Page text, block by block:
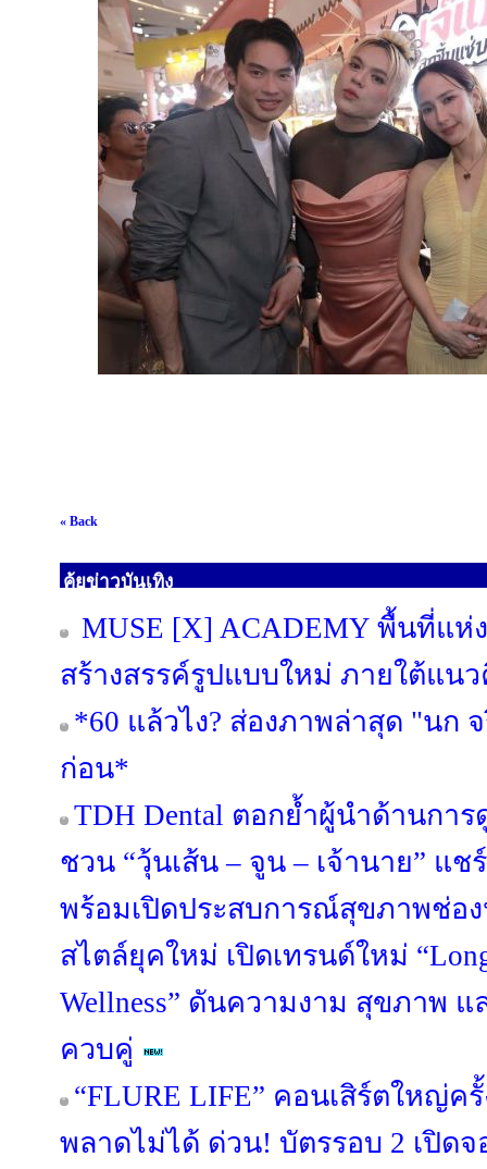
« Back
คุ้ยข่าวบันเทิง
MUSE [X] ACADEMY พื้นที่แห่
สร้างสรรค์รูปแบบใหม่ ภายใต้แนว
*60 แล้วไง? ส่องภาพล่าสุด "นก
ก่อน*
TDH Dental ตอกย้ำผู้นำด้านกา
ชวน “วุ้นเส้น – จูน – เจ้านาย” แ
พร้อมเปิดประสบการณ์สุขภาพช่อ
สไตล์ยุคใหม่ เปิดเทรนด์ใหม่
Wellness” ดันความงาม สุขภาพ
ควบคู่
“FLURE LIFE” คอนเสิร์ตใหญ่
พลาดไม่ได้ ด่วน! บัตรรอบ 2 เปิดจ